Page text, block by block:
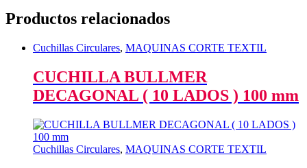
Productos relacionados
Cuchillas Circulares, MAQUINAS CORTE TEXTIL
CUCHILLA BULLMER
DECAGONAL ( 10 LADOS ) 100 mm
Cuchillas Circulares, MAQUINAS CORTE TEXTIL